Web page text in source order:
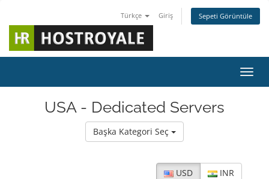
Türkçe Giriş Sepeti Görüntüle
USA - Dedicated Servers
Başka Kategori Seç
USD INR